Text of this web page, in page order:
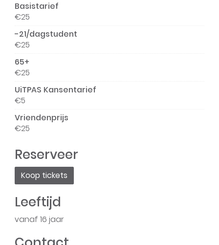
Basistarief
€25
-21/dagstudent
€25
65+
€25
UiTPAS Kansentarief
€5
Vriendenprijs
€25
Reserveer
Koop tickets
Leeftijd
vanaf 16 jaar